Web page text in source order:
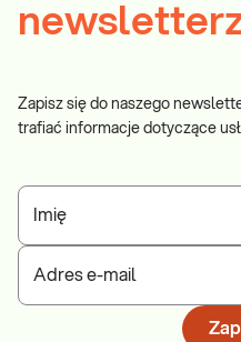
Zapisz się do naszego
trafiać informacje dotyczące
Imię
Adres e-mail